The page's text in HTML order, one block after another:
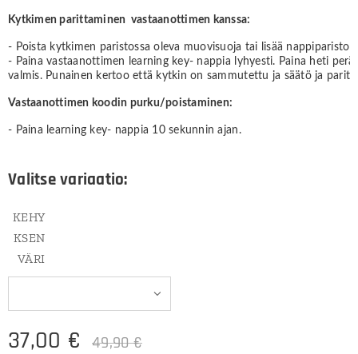
Kytkimen parittaminen vastaanottimen kanssa:
- Poista kytkimen paristossa oleva muovisuoja tai lisää nappiparisto
- Paina vastaanottimen learning key- nappia lyhyesti. Paina heti
valmis. Punainen kertoo että kytkin on sammutettu ja säätö ja
Vastaanottimen koodin purku/poistaminen:
- Paina learning key- nappia 10 sekunnin ajan.
Valitse variaatio:
KEHY
KSEN
VÄRI
37,00 € 49,90€